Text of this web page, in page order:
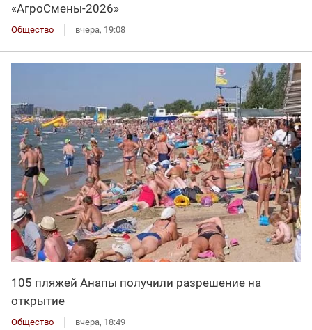
«АгроСмены-2026»
Общество вчера, 19:08
105 пляжей Анапы получили разрешение на
открытие
Общество вчера, 18:49